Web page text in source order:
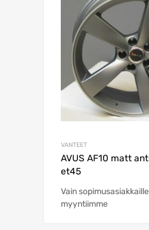
VANTEET
AVUS AF10 matt
et45
Vain
myyntiimme